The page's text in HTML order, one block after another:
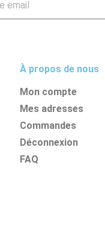
À propos de nous
Mon compte
Mes adresses
Commandes
Déconnexion
FAQ